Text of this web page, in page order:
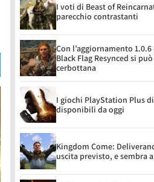
I voti di Beast of
parecchio contrastanti
Con l’aggiornamento 1.0.6
Black Flag Resynced si
cerbottana
I giochi PlayStation Plus
disponibili da oggi
Kingdom Come:
uscita previsto, e sembra